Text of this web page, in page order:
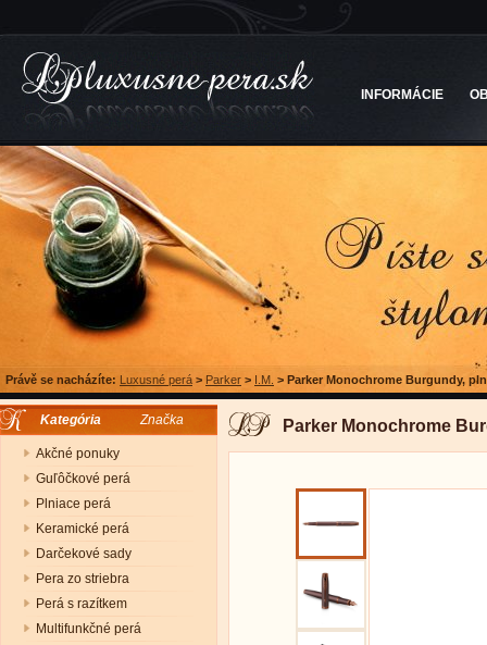
INFORMÁCIE
Právě se nacházíte: Luxusné perá > Parker > I.M. > Parker Monochrome Burgundy,
Kategória Značka
Akčné ponuky
Guľôčkové perá
Plniace perá
Keramické perá
Darčekové sady
Pera zo striebra
Perá s razítkem
Multifunkčné perá
Parker Monochrome